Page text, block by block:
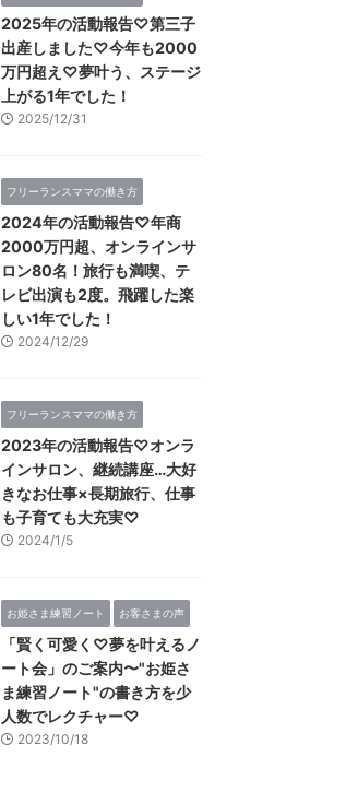
2025年の活動報告♡第三子
出産しました♡今年も2000
万円超え♡夢叶う、ステージ
上がる1年でした！
2025/12/31
フリーランスママの働き方
2024年の活動報告♡年商
2000万円超、オンラインサ
ロン80名！旅行も満喫、テ
レビ出演も2度。飛躍した楽
しい1年でした！
2024/12/29
フリーランスママの働き方
2023年の活動報告♡オンラ
インサロン、継続講座…大好
きなお仕事×長期旅行、仕事
も子育ても大充実♡
2024/1/5
お姫さま練習ノート お客さまの声
「賢く可愛く♡夢を叶えるノ
ート会」のご案内〜"お姫さ
ま練習ノート"の書き方を少
人数でレクチャー♡
2023/10/18